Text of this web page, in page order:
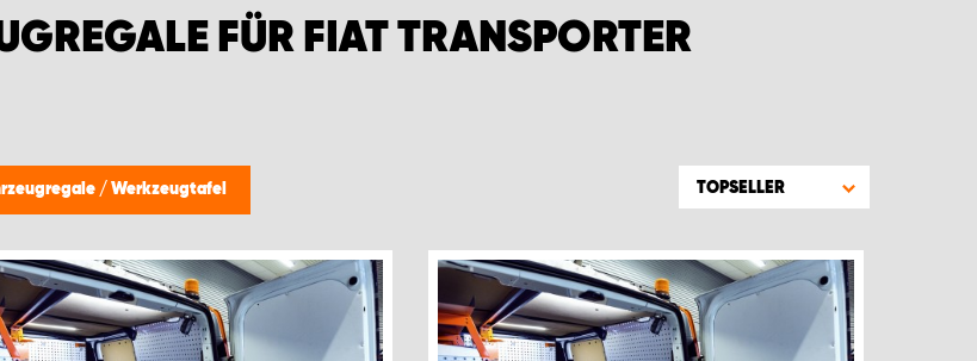
FÜR FIAT TRANSPORTER
/ Werkzeugtafel TOPSELLER